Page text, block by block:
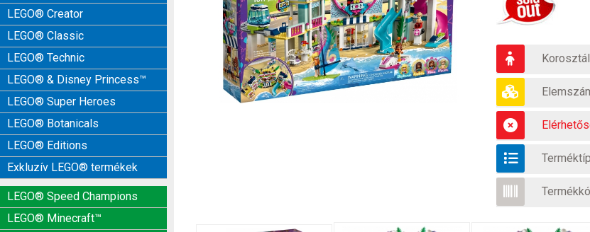
LEGO® Creator
LEGO® Classic
LEGO® Technic
LEGO® & Disney Princess™
LEGO® Super Heroes
LEGO® Botanicals
LEGO® Editions
Exkluzív LEGO® termékek
LEGO® Speed Champions
LEGO® Minecraft™